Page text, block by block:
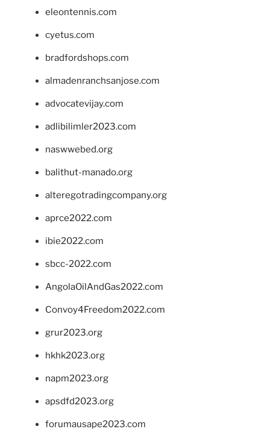
eleontennis.com
cyetus.com
bradfordshops.com
almadenranchsanjose.com
advocatevijay.com
adlibilimler2023.com
naswwebed.org
balithut-manado.org
alteregotradingcompany.org
aprce2022.com
ibie2022.com
sbcc-2022.com
AngolaOilAndGas2022.com
Convoy4Freedom2022.com
grur2023.org
hkhk2023.org
napm2023.org
apsdfd2023.org
forumausape2023.com